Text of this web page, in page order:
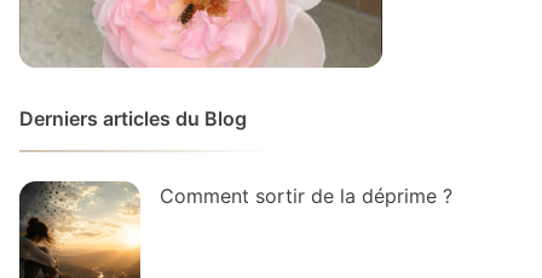
Derniers articles du Blog
Comment sortir de la déprime ?